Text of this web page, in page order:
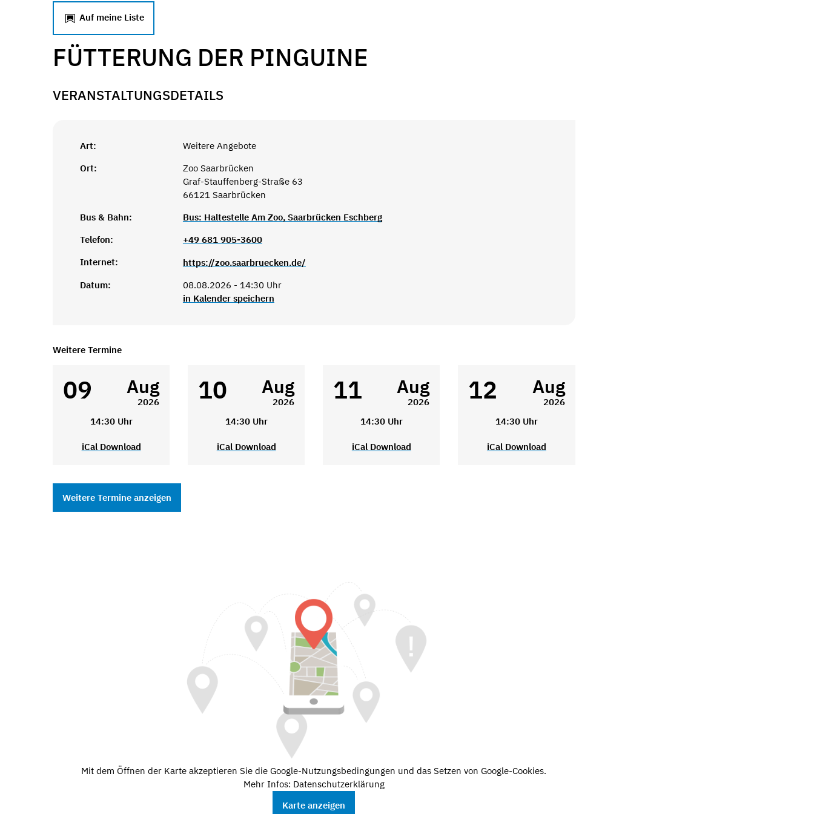
Auf meine Liste
FÜTTERUNG DER PINGUINE
VERANSTALTUNGSDETAILS
Art:
Weitere Angebote
Ort:
Zoo Saarbrücken
Graf-Stauffenberg-Straße 63
66121 Saarbrücken
Bus & Bahn:
Bus: Haltestelle Am Zoo, Saarbrücken Eschberg
Telefon:
+49 681 905-3600
Internet:
https://zoo.saarbruecken.de/
Datum:
08.08.2026 - 14:30 Uhr
in Kalender speichern
Weitere Termine
09 Aug
2026
14:30 Uhr
iCal Download
10 Aug
2026
14:30 Uhr
iCal Download
11 Aug
2026
14:30 Uhr
iCal Download
12 Aug
2026
14:30 Uhr
iCal Download
Weitere Termine anzeigen
Mit dem Öffnen der Karte akzeptieren Sie die Google-Nutzungsbedingungen und das Setzen von Google-Cookies.
Mehr Infos: Datenschutzerklärung
Karte anzeigen